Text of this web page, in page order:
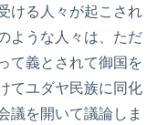
ける人々が起こされ
ような人々は、ただ
て義とされて御国を
てユダヤ民族に同化
議を開いて議論しま